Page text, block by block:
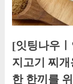
[잇팅나우
지고기 찌
한 한끼를